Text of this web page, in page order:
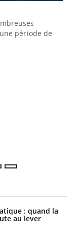
période de
: quand la
au lever